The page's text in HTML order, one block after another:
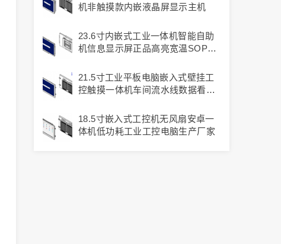
机非触摸款内嵌液晶屏显示主机
23.6寸内嵌式工业一体机智能自助
机信息显示屏正品高亮宽温SOP工
21.5寸工业平板电脑嵌入式壁挂工
控触摸一体机车间流水线数据看板
18.5寸嵌入式工控机无风扇安卓一
体机低功耗工业工控电脑生产厂家